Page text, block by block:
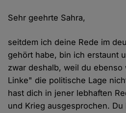
Sehr geehrte Sahra,
seitdem ich deine Rede im
gehört habe, bin ich erstaunt
zwar deshalb, weil du ebenso
Linke" die politische Lage
hast dich in jener lebhaften
und Krieg ausgesprochen.